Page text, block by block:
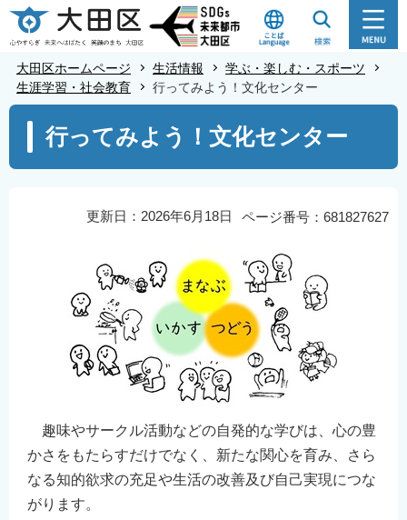
こ
の
ジ
大田区ホームページ 生活情報
学ぶ・楽しむ・スポーツ
生涯学習・社会教育
行ってみよう！文化センター
こ
行ってみよう！文化センター
ページ番号：681827627
更新日：2026年6月18日
趣味やサークル活動などの自発的な学びは、心の豊
かさをもたらすだけでなく、新たな関心を育み、さら
なる知的欲求の充足や生活の改善及び自己実現につな
がります。